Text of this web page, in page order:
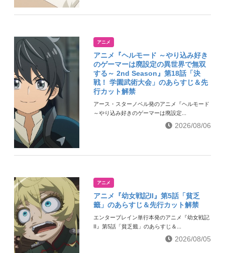
アニメ
アニメ『ヘルモード ～やり込み好き
のゲーマーは廃設定の異世界で無双
する～ 2nd Season』第18話「決
戦！ 学園武術大会」のあらすじ＆先
行カット解禁
アース・スターノベル発のアニメ『ヘルモード
～やり込み好きのゲーマーは廃設定...
2026/08/06
アニメ
アニメ『幼女戦記II』第5話「貧乏
籤」のあらすじ＆先行カット解禁
エンターブレイン単行本発のアニメ『幼女戦記
II』第5話「貧乏籤」のあらすじ＆...
2026/08/05